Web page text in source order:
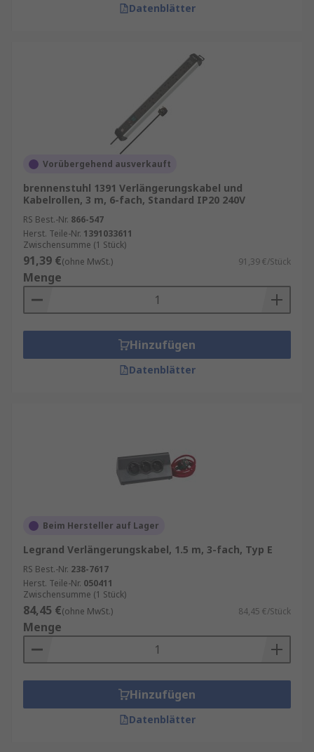
Datenblätter
Vorübergehend ausverkauft
brennenstuhl 1391 Verlängerungskabel und
Kabelrollen, 3 m, 6-fach, Standard IP20 240V
RS Best.-Nr. 866-547
Herst. Teile-Nr. 1391033611
Zwischensumme (1 Stück)
91,39 €(ohne MwSt.) 91,39 €/Stück
Menge
Hinzufügen
Datenblätter
Beim Hersteller auf Lager
Legrand Verlängerungskabel, 1.5 m, 3-fach, Typ E
RS Best.-Nr. 238-7617
Herst. Teile-Nr. 050411
Zwischensumme (1 Stück)
84,45 €(ohne MwSt.) 84,45 €/Stück
Menge
Hinzufügen
Datenblätter